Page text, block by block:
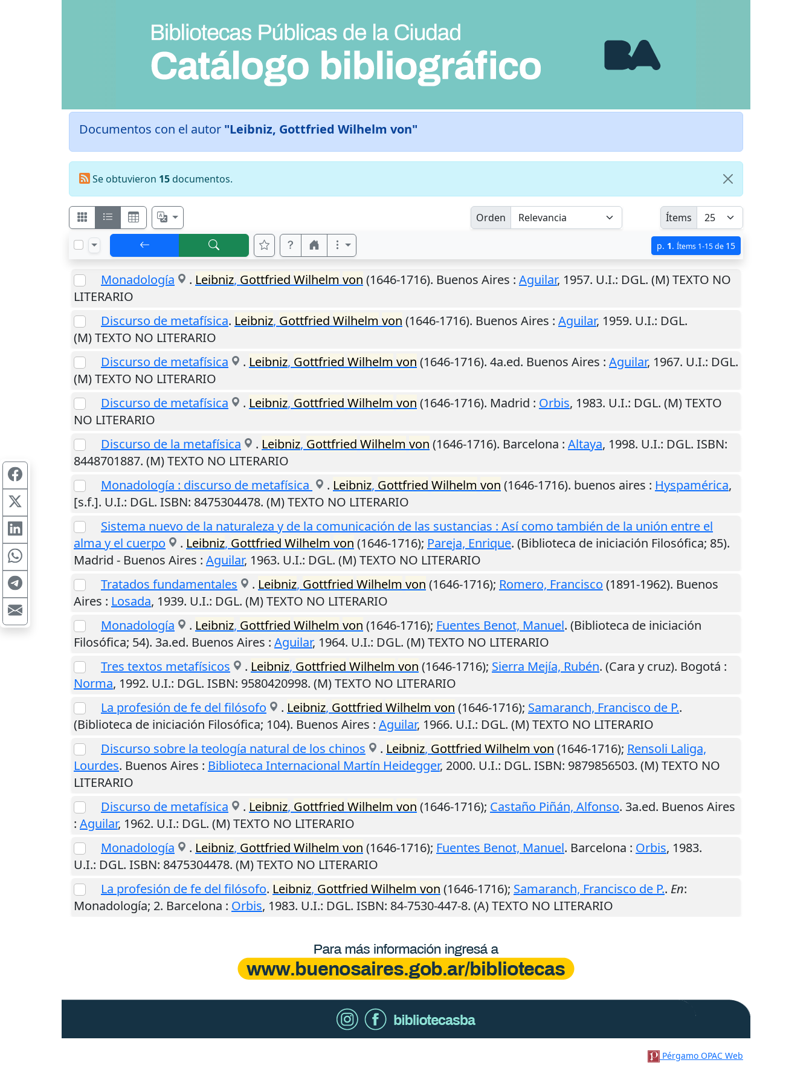
Documentos con el autor "Leibniz, Gottfried Wilhelm von"
Se obtuvieron 15documentos.
Orden Ítems
p. 1. Ítems 1-15 de 15
Monadología . Leibniz, Gottfried Wilhelm von (1646-1716). Buenos Aires : Aguilar, 1957. U.I.: DGL. (M) TEXTO NO
LITERARIO
Discurso de metafísica. Leibniz, Gottfried Wilhelm von (1646-1716). Buenos Aires : Aguilar, 1959. U.I.: DGL.
(M) TEXTO NO LITERARIO
Discurso de metafísica
. Leibniz, Gottfried Wilhelm von (1646-1716). 4a.ed. Buenos Aires : Aguilar, 1967. U.I.: DGL.
(M) TEXTO NO LITERARIO
Discurso de metafísica
. Leibniz, Gottfried Wilhelm von (1646-1716). Madrid : Orbis, 1983. U.I.: DGL. (M) TEXTO
NO LITERARIO
Discurso de la metafísica
. Leibniz, Gottfried Wilhelm von (1646-1716). Barcelona : Altaya, 1998. U.I.: DGL. ISBN:
8448701887. (M) TEXTO NO LITERARIO
Monadología : discurso de metafísica
. Leibniz, Gottfried Wilhelm von (1646-1716). buenos aires : Hyspamérica,
[s.f.]. U.I.: DGL. ISBN: 8475304478. (M) TEXTO NO LITERARIO
Sistema nuevo de la naturaleza y de la comunicación de las sustancias : Así como también de la unión entre el
alma y el cuerpo
. Leibniz, Gottfried Wilhelm von (1646-1716); Pareja, Enrique. (Biblioteca de iniciación Filosófica; 85).
Madrid - Buenos Aires : Aguilar, 1963. U.I.: DGL. (M) TEXTO NO LITERARIO
Tratados fundamentales
. Leibniz, Gottfried Wilhelm von (1646-1716); Romero, Francisco (1891-1962). Buenos
Aires : Losada, 1939. U.I.: DGL. (M) TEXTO NO LITERARIO
Monadología
. Leibniz, Gottfried Wilhelm von (1646-1716); Fuentes Benot, Manuel. (Biblioteca de iniciación
Filosófica; 54). 3a.ed. Buenos Aires : Aguilar, 1964. U.I.: DGL. (M) TEXTO NO LITERARIO
Tres textos metafísicos
. Leibniz, Gottfried Wilhelm von (1646-1716); Sierra Mejía, Rubén. (Cara y cruz). Bogotá :
Norma, 1992. U.I.: DGL. ISBN: 9580420998. (M) TEXTO NO LITERARIO
La profesión de fe del filósofo
. Leibniz, Gottfried Wilhelm von (1646-1716); Samaranch, Francisco de P..
(Biblioteca de iniciación Filosófica; 104). Buenos Aires : Aguilar, 1966. U.I.: DGL. (M) TEXTO NO LITERARIO
Discurso sobre la teología natural de los chinos
. Leibniz, Gottfried Wilhelm von (1646-1716); Rensoli Laliga,
Lourdes. Buenos Aires : Biblioteca Internacional Martín Heidegger, 2000. U.I.: DGL. ISBN: 9879856503. (M) TEXTO NO
LITERARIO
Discurso de metafísica
. Leibniz, Gottfried Wilhelm von (1646-1716); Castaño Piñán, Alfonso. 3a.ed. Buenos Aires
: Aguilar, 1962. U.I.: DGL. (M) TEXTO NO LITERARIO
Monadología
. Leibniz, Gottfried Wilhelm von (1646-1716); Fuentes Benot, Manuel. Barcelona : Orbis, 1983.
U.I.: DGL. ISBN: 8475304478. (M) TEXTO NO LITERARIO
La profesión de fe del filósofo. Leibniz, Gottfried Wilhelm von (1646-1716); Samaranch, Francisco de P.. En:
Monadología; 2. Barcelona : Orbis, 1983. U.I.: DGL. ISBN: 84-7530-447-8. (A) TEXTO NO LITERARIO
Pérgamo OPAC Web